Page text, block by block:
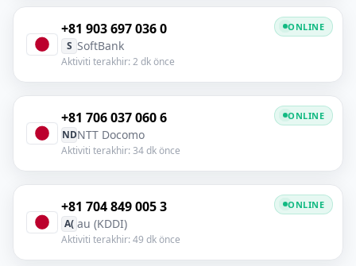
+81 903 697 036 0
S SoftBank
Aktiviti terakhir: 2 dk önce
ONLINE
+81 706 037 060 6
NDNTT Docomo
Aktiviti terakhir: 34 dk önce
ONLINE
+81 704 849 005 3
A( au (KDDI)
Aktiviti terakhir: 49 dk önce
ONLINE